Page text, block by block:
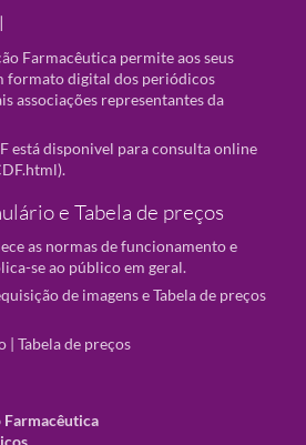
Farmacêutica permite aos seus
formato digital dos periódicos
associações representantes da
está disponivel para consulta online
).
e Tabela de preços
as normas de funcionamento e
se ao público em geral.
de imagens e Tabela de preços
| Tabela de preços
Farmacêutica